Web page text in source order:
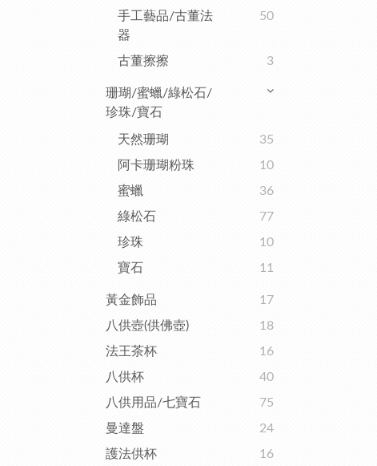
手工藝品/古董法
器
50
古董擦擦 3
珊瑚/蜜蠟/綠松石/
珍珠/寶石
天然珊瑚
35
阿卡珊瑚粉珠
10
蜜蠟
36
綠松石
77
珍珠
10
寶石
11
黃金飾品
17
八供壺(供佛壺)
18
法王茶杯
16
八供杯
40
八供用品/七寶石
75
曼達盤
24
護法供杯
16